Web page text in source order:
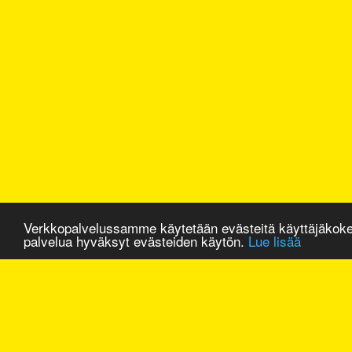
Verkkopalvelussamme käytetään evästeitä
palvelua hyväksyt evästeiden käytön. Lue lisää